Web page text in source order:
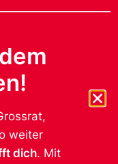
weiter
dich. Mit